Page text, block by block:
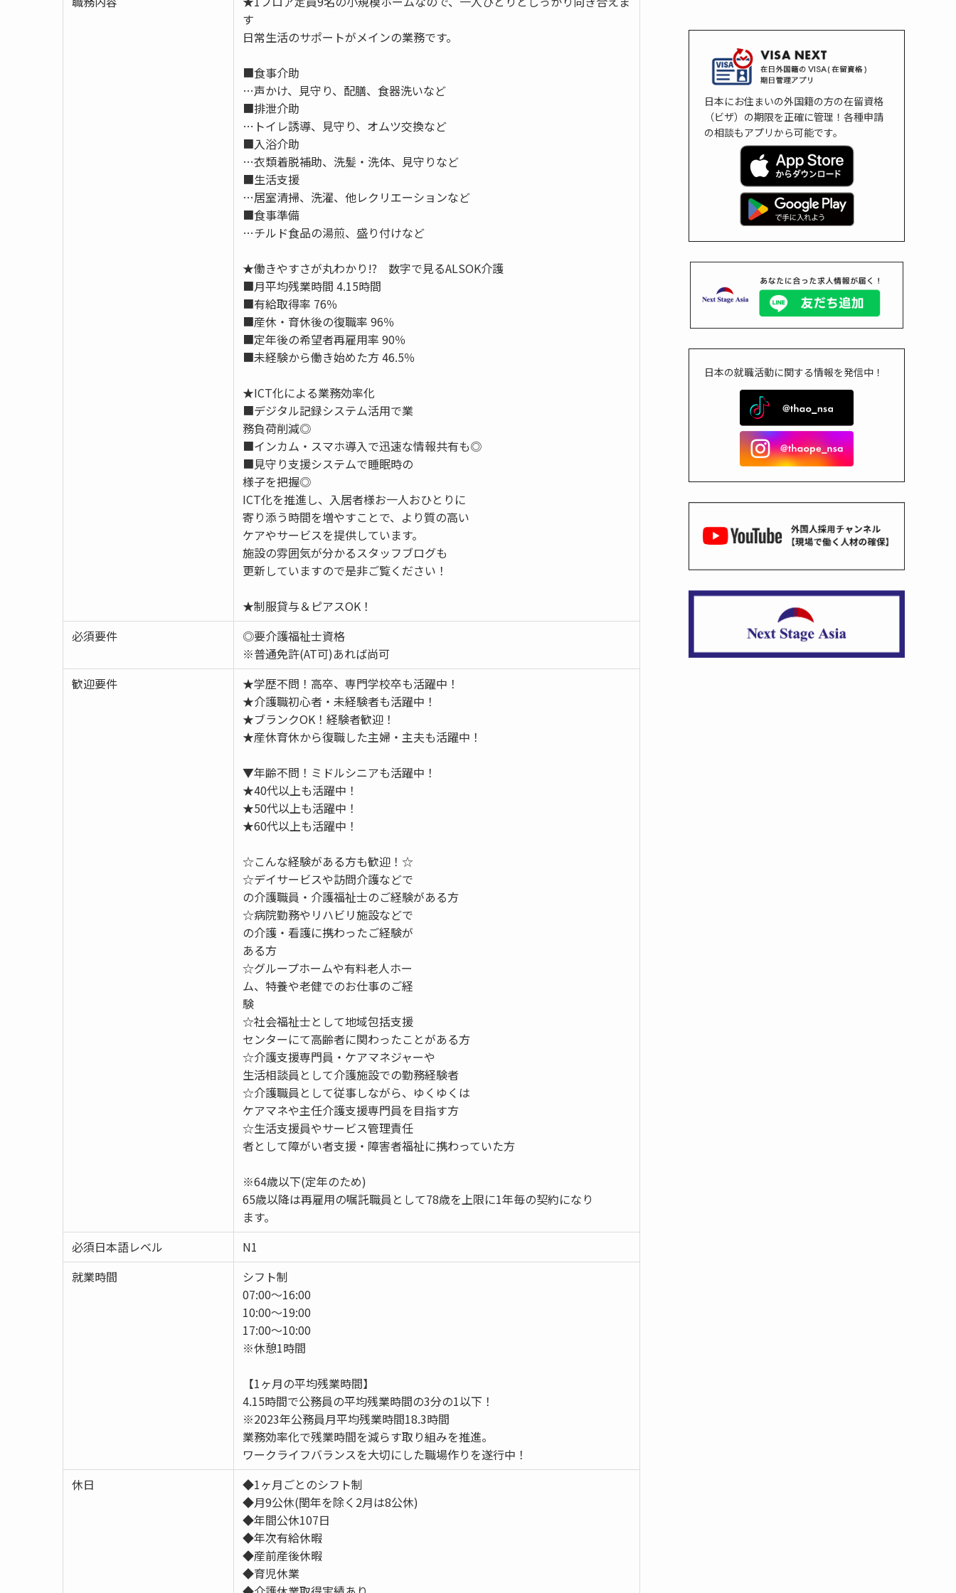
す
日常生活のサポートがメインの業務です。
■食事介助
…声かけ、見守り、配膳、食器洗いなど
■排泄介助
…トイレ誘導、見守り、オムツ交換など
■入浴介助
…衣類着脱補助、洗髪・洗体、見守りなど
■生活支援
…居室清掃、洗濯、他レクリエーションなど
■食事準備
…チルド食品の湯煎、盛り付けなど
★働きやすさが丸わかり!? 数字で見るALSOK介護
■月平均残業時間 4.15時間
■有給取得率 76％
■産休・育休後の復職率 96％
■定年後の希望者再雇用率 90％
■未経験から働き始めた方 46.5％
★ICT化による業務効率化
■デジタル記録システム活用で業
務負荷削減◎
■インカム・スマホ導入で迅速な情報共有も◎
■見守り支援システムで睡眠時の
様子を把握◎
ICT化を推進し、入居者様お一人おひとりに
寄り添う時間を増やすことで、より質の高い
ケアやサービスを提供しています。
施設の雰囲気が分かるスタッフブログも
更新していますので是非ご覧ください！
★制服貸与＆ピアスOK！
必須要件
◎要介護福祉士資格
※普通免許(AT可)あれば尚可
歓迎要件
★学歴不問！高卒、専門学校卒も活躍中！
★介護職初心者・未経験者も活躍中！
★ブランクOK！経験者歓迎！
★産休育休から復職した主婦・主夫も活躍中！
▼年齢不問！ミドルシニアも活躍中！
★40代以上も活躍中！
★50代以上も活躍中！
★60代以上も活躍中！
☆こんな経験がある方も歓迎！☆
☆デイサービスや訪問介護などで
の介護職員・介護福祉士のご経験がある方
☆病院勤務やリハビリ施設などで
の介護・看護に携わったご経験が
ある方
☆グループホームや有料老人ホー
ム、特養や老健でのお仕事のご経
験
☆社会福祉士として地域包括支援
センターにて高齢者に関わったことがある方
☆介護支援専門員・ケアマネジャーや
生活相談員として介護施設での勤務経験者
☆介護職員として従事しながら、ゆくゆくは
ケアマネや主任介護支援専門員を目指す方
☆生活支援員やサービス管理責任
者として障がい者支援・障害者福祉に携わっていた方
※64歳以下(定年のため)
65歳以降は再雇用の嘱託職員として78歳を上限に1年毎の契約になり
ます。
必須日本語レベル
N1
就業時間
シフト制
07:00～16:00
10:00～19:00
17:00～10:00
※休憩1時間
【1ヶ月の平均残業時間】
4.15時間で公務員の平均残業時間の3分の1以下！
※2023年公務員月平均残業時間18.3時間
業務効率化で残業時間を減らす取り組みを推進。
ワークライフバランスを大切にした職場作りを遂行中！
休日
◆1ヶ月ごとのシフト制
◆月9公休(閏年を除く2月は8公休)
◆年間公休107日
◆年次有給休暇
◆産前産後休暇
◆育児休業
日本にお住まいの外国籍の方の在留資格
（ビザ）の期限を正確に管理！各種申請
の相談もアプリから可能です。
日本の就職活動に関する情報を発信中！